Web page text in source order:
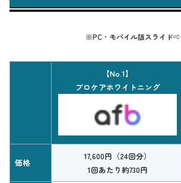
※PC ・ モバイル版スライド⇨
【No.1】
プロケアホワイトニング
価格
17,600円（24回分）
1回あたり約730円